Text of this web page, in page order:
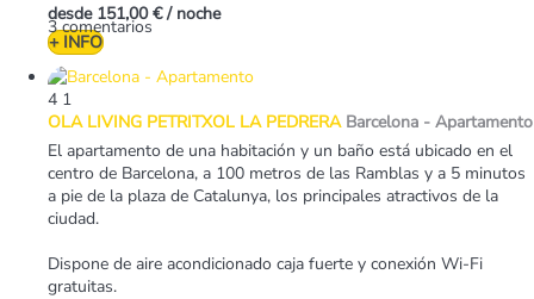
3 comentarios
desde 151,00 € / noche
+ INFO
4 1
OLA LIVING PETRITXOL LA PEDRERA Barcelona - Apartamento
El apartamento de una habitación y un baño está ubicado en el
centro de Barcelona, a 100 metros de las Ramblas y a 5 minutos
a pie de la plaza de Catalunya, los principales atractivos de la
ciudad.
Dispone de aire acondicionado caja fuerte y conexión Wi-Fi
gratuitas.